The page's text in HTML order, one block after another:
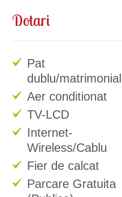
Dotari
Pat
dublu/matrimonial
Aer conditionat
TV-LCD
Internet-
Wireless/Cablu
Fier de calcat
Parcare Gratuita